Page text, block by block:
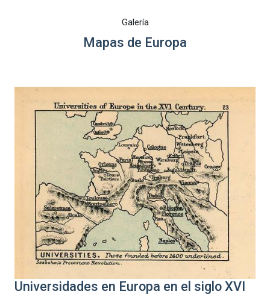
Galería
Mapas de Europa
Universidades en Europa en el siglo XVI